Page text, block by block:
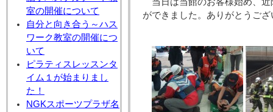
室の開催について
自分と向き合う～ハス
ワーク教室の開催につ
いて
ピラティスレッスンタ
イム１が始まりまし
た！
NGKスポーツプラザ名
当日は当館のお客様始め、近
ができました。ありがとうご